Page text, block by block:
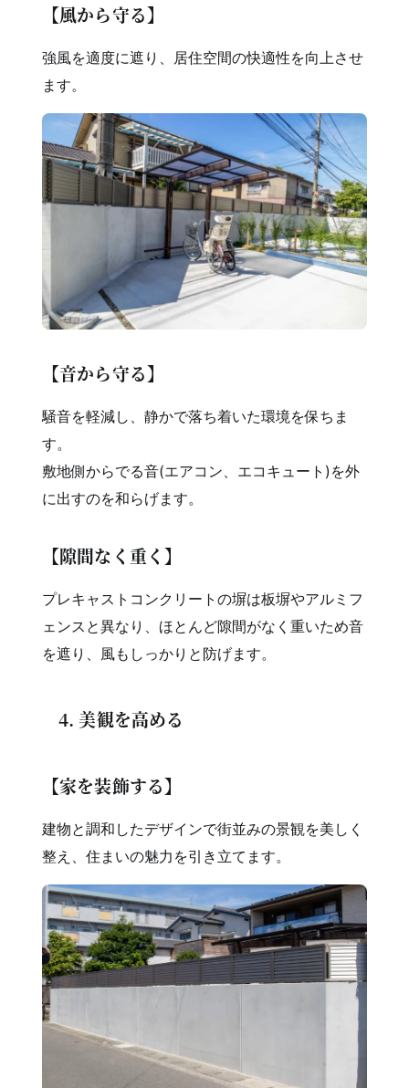
【風から守る】
強風を適度に遮り、居住空間の快適性を向上させ
ます。
【音から守る】
騒音を軽減し、静かで落ち着いた環境を保ちま
す。
敷地側からでる音(エアコン、エコキュート)を外
に出すのを和らげます。
【隙間なく重く】
プレキャストコンクリートの塀は板塀やアルミフ
ェンスと異なり、ほとんど隙間がなく重いため音
を遮り、風もしっかりと防げます。
4. 美観を高める
【家を装飾する】
建物と調和したデザインで街並みの景観を美しく
整え、住まいの魅力を引き立てます。